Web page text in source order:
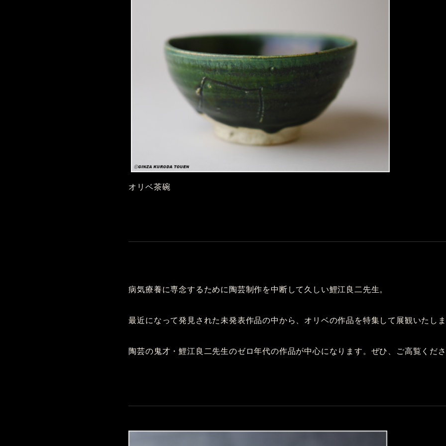
オリベ茶碗
病気療養に専念するために陶芸制作を中断して久しい鯉江良二先生。
最近になって発見された未発表作品の中から、オリベの作品を特集して展観いたしま
陶芸の鬼才・鯉江良二先生のゼロ年代の作品が中心になります。ぜひ、ご高覧くださ